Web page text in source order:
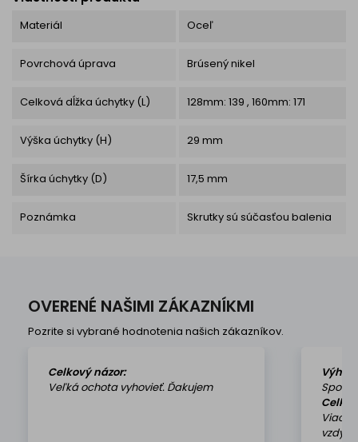
Materiál Oceľ
Povrchová úprava Brúsený nikel
Celková dĺžka úchytky (L) 128mm: 139 , 160mm: 171
Výška úchytky (H) 29 mm
Šírka úchytky (D) 17,5 mm
Poznámka Skrutky sú súčasťou balenia
OVERENÉ NAŠIMI ZÁKAZNÍKMI
Pozrite si vybrané hodnotenia našich zákazníkov.
Celkový názor:
Veľká ochota vyhovieť. Ďakujem
vzdy k